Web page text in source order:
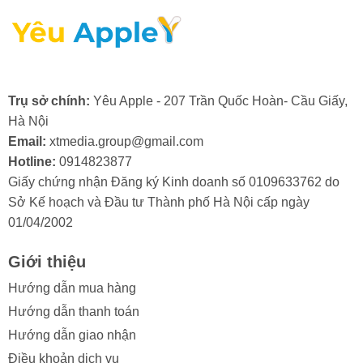
- Lỗi từ nhà sản xuất: Mặc dù hiếm gặp, nhưng đôi khi
hành hoặc thay camera trước iPhone mới.
2. Khi nào cần thay camera trước cho
iPhone 1
camera trước iPhone bị va đập mạnh, bạn cần thay
camera trước iPhone 12 Pro Max khi nhận thấy các dấu
hiệu sau:
- Ảnh hoặc video bị mờ, không thể lấy nét.
Trụ sở chính: Yêu Apple - 207 Trần Quốc Hoàn- Cầu Giấy,
Hà Nội
Email: xtmedia.group@gmail.com
Hotline: 0914823877
Giấy chứng nhận Đăng ký Kinh doanh số 0109633762 do
Sở Kế hoạch và Đầu tư Thành phố Hà Nội cấp ngày
01/04/2002
Giới thiệu
Hướng dẫn mua hàng
Hướng dẫn thanh toán
Hướng dẫn giao nhận
Điều khoản dịch vụ